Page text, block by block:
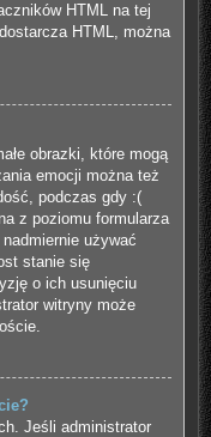
HTML na tej
HTML, można
obrazki, które mogą
emocji można też
podczas gdy :(
z poziomu formularza
używać
stanie się
o ich usunięciu
witryny może
Jeśli administrator